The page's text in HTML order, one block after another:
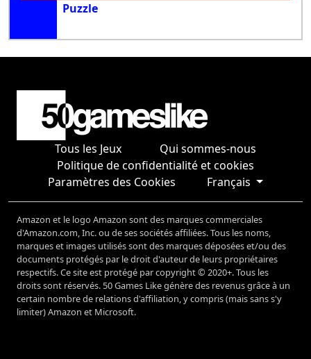
Puzzle
Tous les Jeux
Qui sommes-nous
Politique de confidentialité et cookies
Paramètres des Cookies
Français
Amazon et le logo Amazon sont des marques commerciales
d'Amazon.com, Inc. ou de ses sociétés affiliées. Tous les noms,
marques et images utilisés sont des marques déposées et/ou des
documents protégés par le droit d'auteur de leurs propriétaires
respectifs. Ce site est protégé par copyright © 2020+. Tous les
droits sont réservés. 50 Games Like génère des revenus grâce à un
certain nombre de relations d'affiliation, y compris (mais sans s'y
limiter) Amazon et Microsoft.